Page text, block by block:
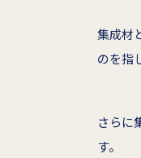
集成材
のを指
さらに
す。